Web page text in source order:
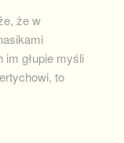
że w
im głupie myśli
to